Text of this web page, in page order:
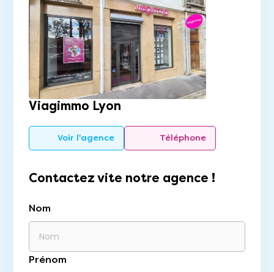
Viagimmo Lyon
Voir l'agence Téléphone
Contactez vite notre agence !
Nom
Prénom